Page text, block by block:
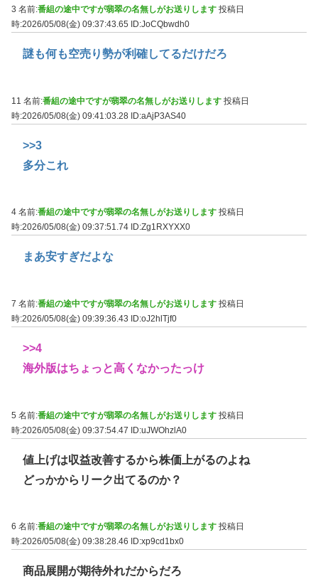
3 名前:番組の途中ですが翡翠の名無しがお送りします 投稿日
時:2026/05/08(金) 09:37:43.65
ID:JoCQbwdh0
謎も何も空売り勢が利確してるだけだろ
11 名前:番組の途中ですが翡翠の名無しがお送りします 投稿日
時:2026/05/08(金) 09:41:03.28 ID:aAjP3AS40
>>3
多分これ
4 名前:番組の途中ですが翡翠の名無しがお送りします 投稿日
時:2026/05/08(金) 09:37:51.74 ID:Zg1RXYXX0
まあ安すぎだよな
7 名前:番組の途中ですが翡翠の名無しがお送りします 投稿日
時:2026/05/08(金) 09:39:36.43
ID:oJ2hlTjf0
>>4
海外版はちょっと高くなかったっけ
5 名前:番組の途中ですが翡翠の名無しがお送りします 投稿日
時:2026/05/08(金) 09:37:54.47 ID:uJWOhzlA0
値上げは収益改善するから株価上がるのよね
どっかからリーク出てるのか？
6 名前:番組の途中ですが翡翠の名無しがお送りします 投稿日
時:2026/05/08(金) 09:38:28.46
ID:xp9cd1bx0
商品展開が期待外れだからだろ